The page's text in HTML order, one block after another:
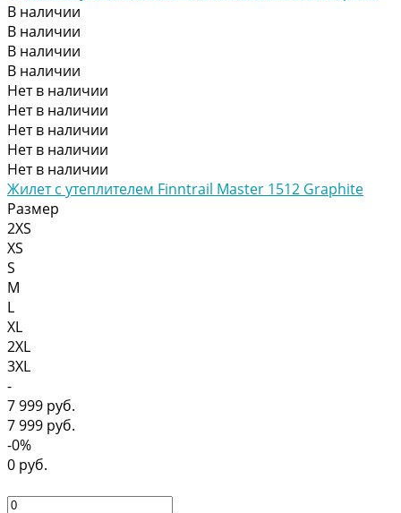
В наличии
В наличии
В наличии
В наличии
Нет в наличии
Нет в наличии
Нет в наличии
Нет в наличии
Нет в наличии
Жилет с утеплителем Finntrail Master 1512 Graphite
Размер
2XS
XS
S
M
L
XL
2XL
3XL
-
7 999 руб.
7 999 руб.
-0%
0 руб.